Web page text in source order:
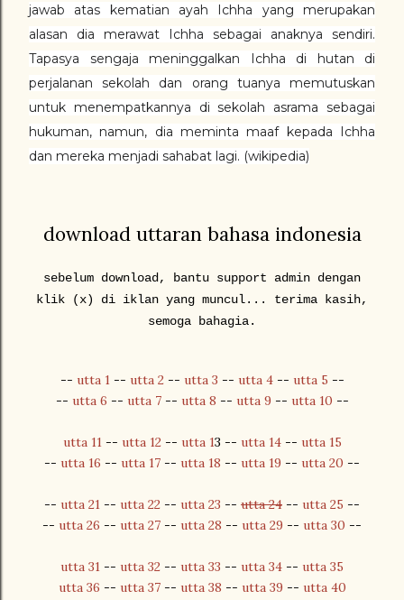
jawab atas kematian ayah Ichha yang merupakan
alasan dia merawat Ichha sebagai anaknya sendiri.
Tapasya sengaja meninggalkan Ichha di hutan di
perjalanan sekolah dan orang tuanya memutuskan
untuk menempatkannya di sekolah asrama sebagai
hukuman, namun, dia meminta maaf kepada Ichha
dan mereka menjadi sahabat lagi. (wikipedia)
download uttaran bahasa indonesia
sebelum download, bantu support admin dengan
klik (x) di iklan yang muncul... terima kasih,
semoga bahagia.
-- utta 1-- utta 2-- utta 3 -- utta 4-- utta 5 --
-- utta 6 -- utta 7-- utta 8 -- utta 9 -- utta 10 --
utta 11-- utta 12-- utta 13 -- utta 14-- utta 15
-- utta 16 -- utta 17 -- utta 18 -- utta 19 -- utta 20 --
-- utta 21 -- utta 22 -- utta 23 -- utta 24 -- utta 25 --
-- utta 26 -- utta 27 -- utta 28 -- utta 29 -- utta 30 --
utta 31 -- utta 32 -- utta 33 -- utta 34 -- utta 35
utta 36 -- utta 37-- utta 38 -- utta 39 -- utta 40